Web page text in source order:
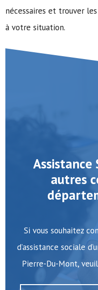
nécessaires et trouver
à votre situation.
Assistance
autres
Si vous souhaitez
d’assistance sociale
Pierre-Du-Mont,